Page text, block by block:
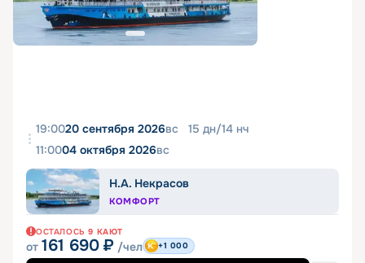
19:0020 сентября 2026вс 15 дн/14 нч
11:0004 октября 2026вс
Н.А. Некрасов
КОМФОРТ
ОСТАЛОСЬ 9 КАЮТ
от 161 690 ₽ /чел +1 000